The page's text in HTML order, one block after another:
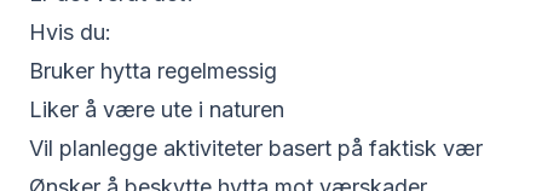
Hvis du:
Bruker hytta regelmessig
Liker å være ute i naturen
Vil planlegge aktiviteter basert på faktisk vær